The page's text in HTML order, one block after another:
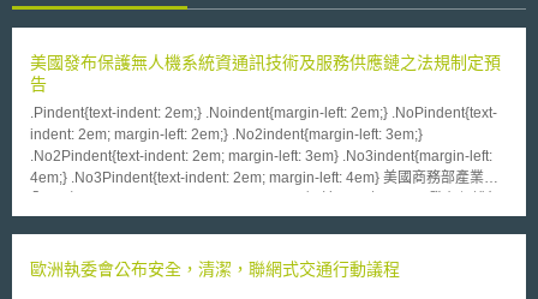
美國發布保護無人機系統資通訊技術及服務供應鏈之法規制定預
告
.Pindent{text-indent: 2em;} .Noindent{margin-left: 2em;} .NoPindent{text-
indent: 2em; margin-left: 2em;} .No2indent{margin-left: 3em;}
.No2Pindent{text-indent: 2em; margin-left: 3em} .No3indent{margin-left:
4em;} .No3Pindent{text-indent: 2em; margin-left: 4em} 美國商務部產業安
人機系統資通訊技術及服務供應鏈（Securing the Information and
Aircraft Systems）之法規制定預告（advance notice of proposed
歐洲執委會公布安全，清潔，聯網式交通行動議程